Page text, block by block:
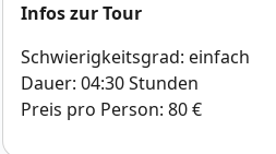
Infos zur Tour
Schwierigkeitsgrad: einfach
Dauer: 04:30 Stunden
Preis pro Person: 80 €